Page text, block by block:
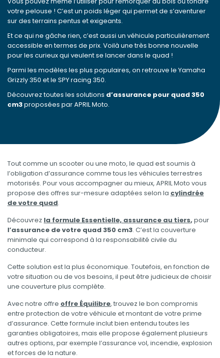
votre pelouse ! C’est un poids léger qui permet de s’aventurer
sur des terrains pentus et exigeants.
Et ce qui ne gâche rien, c’est aussi un véhicule particulièrement
accessible en termes de prix. Voilà une très bonne nouvelle
pour les curieux qui veulent se lancer dans le quad !
Parmi les modèles les plus populaires, on retrouve le Yamaha
Grizzly 350 et le SPY racing 350.
Découvrez toutes les solutions d’assurance pour quad 350
cm3proposées par APRIL Moto.
Tout comme un scooter ou une moto, le quad est soumis à
l’obligation d’assurance comme tous les véhicules terrestres
motorisés. Pour vous accompagner au mieux, APRIL Moto vous
propose des offres sur-mesure adaptées selon la cylindrée
de votre quad.
Découvrez la formule Essentielle, assurance au tiers, pour
l’assurance de votre quad 350 cm3. C’est la couverture
minimale qui correspond à la responsabilité civile du
conducteur.
Cette solution est la plus économique. Toutefois, en fonction de
votre situation ou de vos besoins, il peut être judicieux de choisir
une couverture plus complète.
Avec notre offre offre Équilibre, trouvez le bon compromis
entre protection de votre véhicule et montant de votre prime
d’assurance. Cette formule inclut bien entendu toutes les
garanties obligatoires, mais elle propose également plusieurs
autres options, par exemple l’assurance vol, incendie, explosion
et forces de la nature.